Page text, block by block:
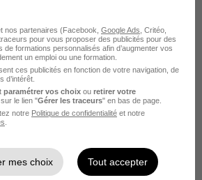
métier
laboratoire
chimiste
en chimie et matériaux
chimie
production pharmaceutique
nos partenaires (Facebook, Google Ads , Critéo,
pour vous proposer des publicités pour des
de formations personnalisés afin d’augmenter vos
un emploi ou une formation.
ces publicités en fonction de votre navigation, de
d’intérêt.
paramétrer vos choix ou retirer votre
le lien "Gérer les traceurs" en bas de page.
notre Politique de confidentialité et notre
mes choix Tout accepter